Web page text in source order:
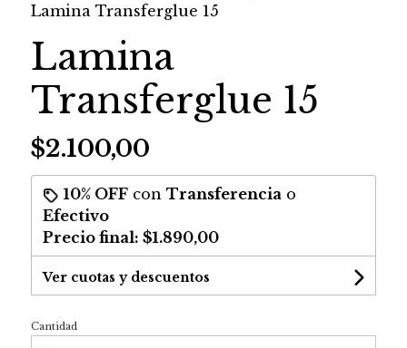
Lamina Transferglue 15
Lamina
Transferglue 15
$2.100,00
10% OFFcon Transferencia o
Efectivo
Precio final: $1.890,00
Ver cuotas y descuentos
Cantidad